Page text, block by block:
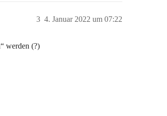
4. Januar 2022 um 07:22
3
werden (?)